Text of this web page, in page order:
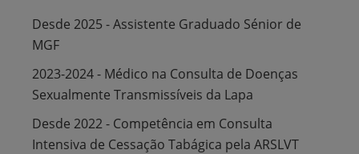
Desde 2025 - Assistente Graduado Sénior de
MGF
2023-2024 - Médico na Consulta de Doenças
Sexualmente Transmissíveis da Lapa
Desde 2022 - Competência em Consulta
Intensiva de Cessação Tabágica pela ARSLVT